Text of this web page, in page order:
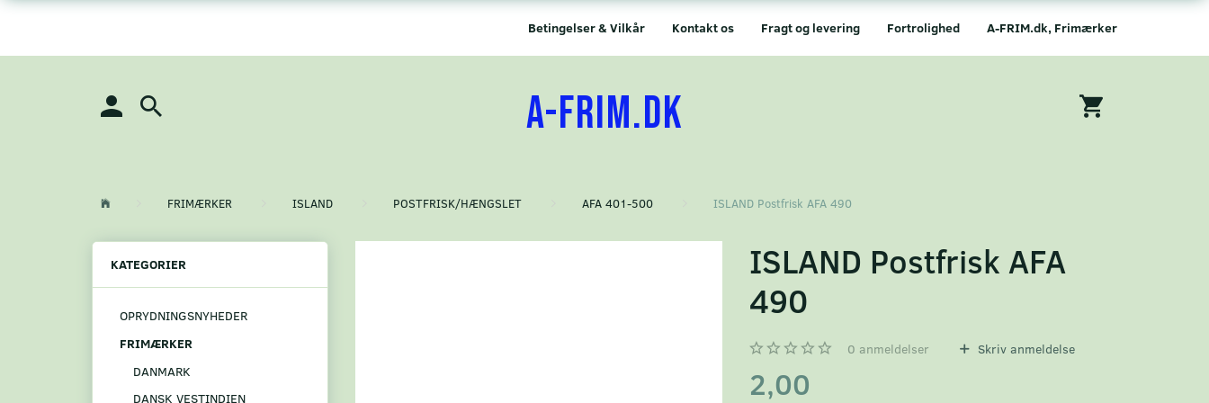
A-FRIM.dk, Frimærker
Fortrolighed
Fragt og levering
Kontakt os
Betingelser & Vilkår
A-FRIM.DK
FRIMÆRKER ISLAND POSTFRISK/HÆNGSLET AFA 401-500 ISLAND Postfrisk AFA 490
KATEGORIER
OPRYDNINGSNYHEDER
FRIMÆRKER
DANMARK
DANSK VESTINDIEN
ISLAND Postfrisk AFA
490
0 anmeldelser Skriv anmeldelse
2,00